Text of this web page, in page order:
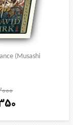
(Musashi